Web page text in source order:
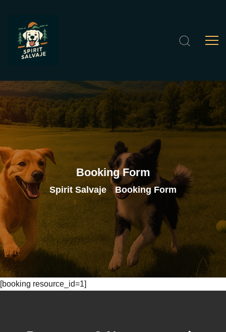
Booking Form
Spirit Salvaje>Booking Form
[booking resource_id=1]